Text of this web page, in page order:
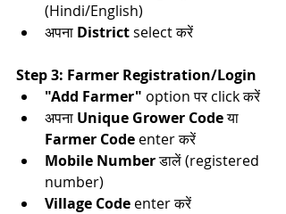
(Hindi/English)​
अपना District select करें​
Step 3: Farmer Registration/Login
"Add Farmer" option पर click करें​
अपना Unique Grower Code या
Farmer Code enter करें​
Mobile Number डालें (registered
number)​
Village Code enter करें​